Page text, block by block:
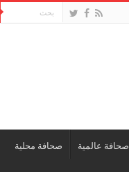
صحافة عالمية صحافة محلية